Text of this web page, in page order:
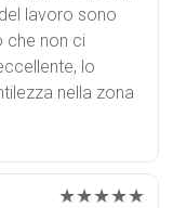
lavoro sono
che non ci
lo
nella zona
★★★★★